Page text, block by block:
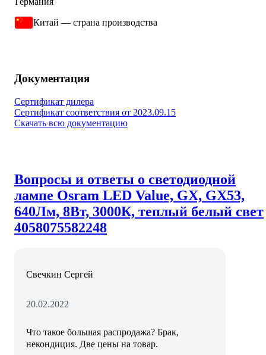
Китай — страна производства
Документация
Сертификат дилера
Сертификат соответствия от 2023.09.15
Скачать всю документацию
Вопросы и ответы о светодиодной
лампе Osram LED Value, GX, GX53,
640Лм, 8Вт, 3000К, теплый белый свет
4058075582248
Свечкин Сергей
20.02.2022
Что такое большая распродажа? Брак,
некондиция. Две цены на товар.